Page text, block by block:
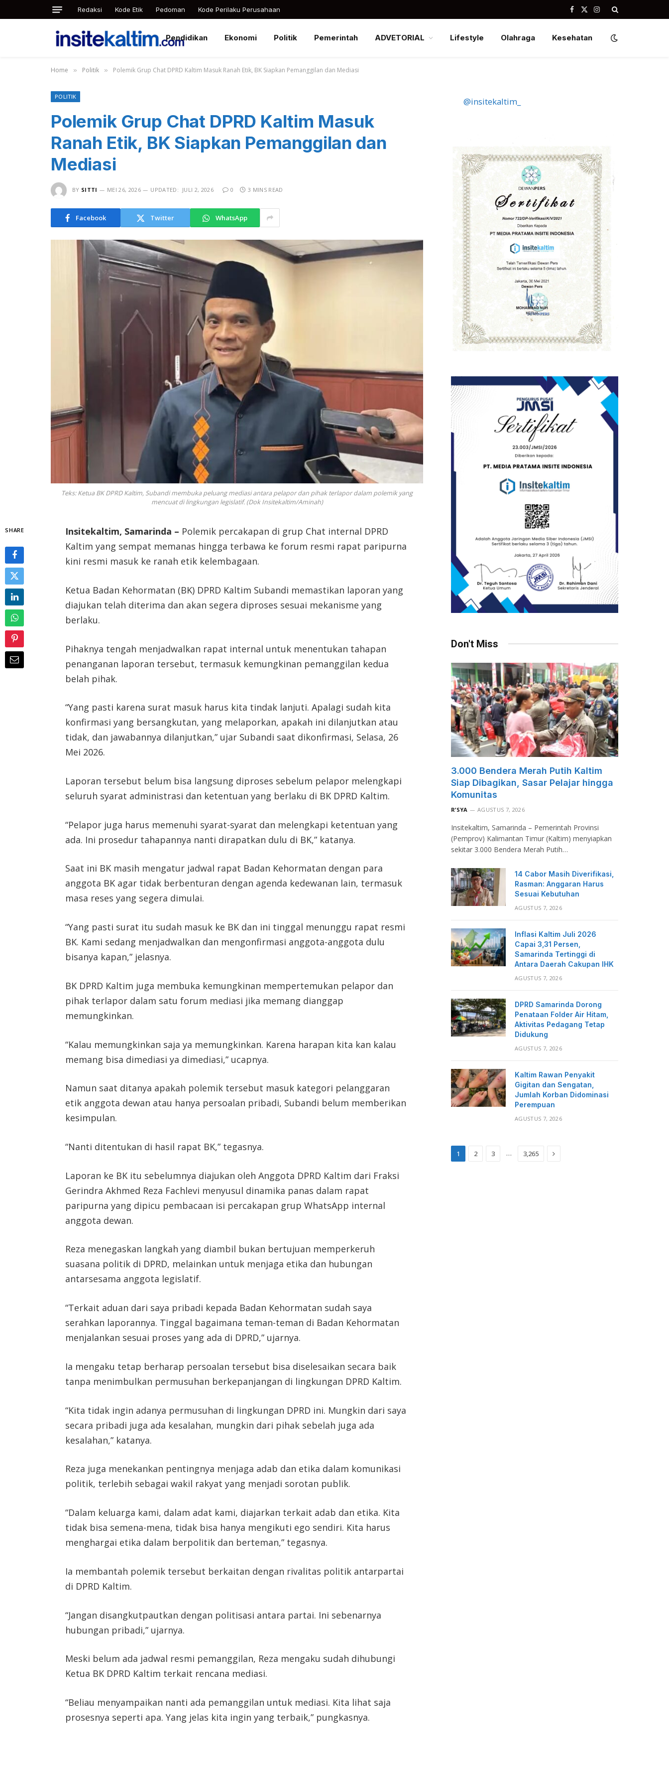
Redaksi Kode Etik Pedoman Kode Perilaku Perusahaan Facebook
X
Instagram
Pendidikan Ekonomi Politik Pemerintah ADVETORIAL Lifestyle Olahraga Kesehatan
Home » Politik » Polemik Grup Chat DPRD Kaltim Masuk Ranah Etik, BK Siapkan Pemanggilan dan Mediasi
POLITIK
Polemik Grup Chat DPRD Kaltim Masuk
Ranah Etik, BK Siapkan Pemanggilan dan
Mediasi
BY SITTI MEI 26, 2026 UPDATED: JULI 2, 2026 0 3 MINS READ
Facebook Twitter WhatsApp
Teks: Ketua BK DPRD Kaltim, Subandi membuka peluang mediasi antara pelapor dan pihak terlapor dalam polemik yang
mencuat di lingkungan legislatif. (Dok Insitekaltim/Aminah)
SHARE Insitekaltim, Samarinda – Polemik percakapan di grup Chat internal DPRD
Kaltim yang sempat memanas hingga terbawa ke forum resmi rapat paripurna
kini resmi masuk ke ranah etik kelembagaan.
Ketua Badan Kehormatan (BK) DPRD Kaltim Subandi memastikan laporan yang
diajukan telah diterima dan akan segera diproses sesuai mekanisme yang
berlaku.
Pihaknya tengah menjadwalkan rapat internal untuk menentukan tahapan
penanganan laporan tersebut, termasuk kemungkinan pemanggilan kedua
belah pihak.
“Yang pasti karena surat masuk harus kita tindak lanjuti. Apalagi sudah kita
konfirmasi yang bersangkutan, yang melaporkan, apakah ini dilanjutkan atau
tidak, dan jawabannya dilanjutkan,” ujar Subandi saat dikonfirmasi, Selasa, 26
Mei 2026.
Laporan tersebut belum bisa langsung diproses sebelum pelapor melengkapi
seluruh syarat administrasi dan ketentuan yang berlaku di BK DPRD Kaltim.
“Pelapor juga harus memenuhi syarat-syarat dan melengkapi ketentuan yang
ada. Ini prosedur tahapannya nanti dirapatkan dulu di BK,” katanya.
Saat ini BK masih mengatur jadwal rapat Badan Kehormatan dengan para
anggota BK agar tidak berbenturan dengan agenda kedewanan lain, termasuk
masa reses yang segera dimulai.
“Yang pasti surat itu sudah masuk ke BK dan ini tinggal menunggu rapat resmi
BK. Kami sedang menjadwalkan dan mengonfirmasi anggota-anggota dulu
bisanya kapan,” jelasnya.
BK DPRD Kaltim juga membuka kemungkinan mempertemukan pelapor dan
pihak terlapor dalam satu forum mediasi jika memang dianggap
memungkinkan.
“Kalau memungkinkan saja ya memungkinkan. Karena harapan kita kan kalau
memang bisa dimediasi ya dimediasi,” ucapnya.
Namun saat ditanya apakah polemik tersebut masuk kategori pelanggaran
etik anggota dewan atau hanya persoalan pribadi, Subandi belum memberikan
kesimpulan.
“Nanti ditentukan di hasil rapat BK,” tegasnya.
Laporan ke BK itu sebelumnya diajukan oleh Anggota DPRD Kaltim dari Fraksi
Gerindra Akhmed Reza Fachlevi menyusul dinamika panas dalam rapat
paripurna yang dipicu pembacaan isi percakapan grup WhatsApp internal
anggota dewan.
Reza menegaskan langkah yang diambil bukan bertujuan memperkeruh
suasana politik di DPRD, melainkan untuk menjaga etika dan hubungan
antarsesama anggota legislatif.
“Terkait aduan dari saya pribadi kepada Badan Kehormatan sudah saya
serahkan laporannya. Tinggal bagaimana teman-teman di Badan Kehormatan
menjalankan sesuai proses yang ada di DPRD,” ujarnya.
Ia mengaku tetap berharap persoalan tersebut bisa diselesaikan secara baik
tanpa menimbulkan permusuhan berkepanjangan di lingkungan DPRD Kaltim.
“Kita tidak ingin adanya permusuhan di lingkungan DPRD ini. Mungkin dari saya
secara pribadi juga ada kesalahan, mungkin dari pihak sebelah juga ada
kesalahan,” katanya.
Reza juga menekankan pentingnya menjaga adab dan etika dalam komunikasi
politik, terlebih sebagai wakil rakyat yang menjadi sorotan publik.
“Dalam keluarga kami, dalam adat kami, diajarkan terkait adab dan etika. Kita
tidak bisa semena-mena, tidak bisa hanya mengikuti ego sendiri. Kita harus
menghargai etika dalam berpolitik dan berteman,” tegasnya.
Ia membantah polemik tersebut berkaitan dengan rivalitas politik antarpartai
di DPRD Kaltim.
“Jangan disangkutpautkan dengan politisasi antara partai. Ini sebenarnya
hubungan pribadi,” ujarnya.
Meski belum ada jadwal resmi pemanggilan, Reza mengaku sudah dihubungi
Ketua BK DPRD Kaltim terkait rencana mediasi.
“Beliau menyampaikan nanti ada pemanggilan untuk mediasi. Kita lihat saja
prosesnya seperti apa. Yang jelas kita ingin yang terbaik,” pungkasnya.
@insitekaltim_
Don't Miss
3.000 Bendera Merah Putih Kaltim
Siap Dibagikan, Sasar Pelajar hingga
Komunitas
R’SYA AGUSTUS 7, 2026
Insitekaltim, Samarinda – Pemerintah Provinsi
(Pemprov) Kalimantan Timur (Kaltim) menyiapkan
sekitar 3.000 Bendera Merah Putih…
14 Cabor Masih Diverifikasi,
Rasman: Anggaran Harus
Sesuai Kebutuhan
AGUSTUS 7, 2026
Inflasi Kaltim Juli 2026
Capai 3,31 Persen,
Samarinda Tertinggi di
Antara Daerah Cakupan IHK
AGUSTUS 7, 2026
DPRD Samarinda Dorong
Penataan Folder Air Hitam,
Aktivitas Pedagang Tetap
Didukung
AGUSTUS 7, 2026
Kaltim Rawan Penyakit
Gigitan dan Sengatan,
Jumlah Korban Didominasi
Perempuan
AGUSTUS 7, 2026
1 2 3 … 3,265 Next